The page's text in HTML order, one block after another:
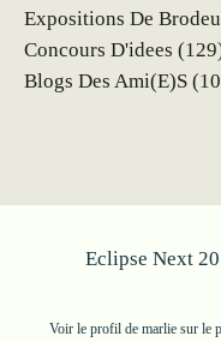
Expositions De
Concours D'idees
Blogs Des Ami(e)s
Eclipse Next
Voir le profil de marlie sur le